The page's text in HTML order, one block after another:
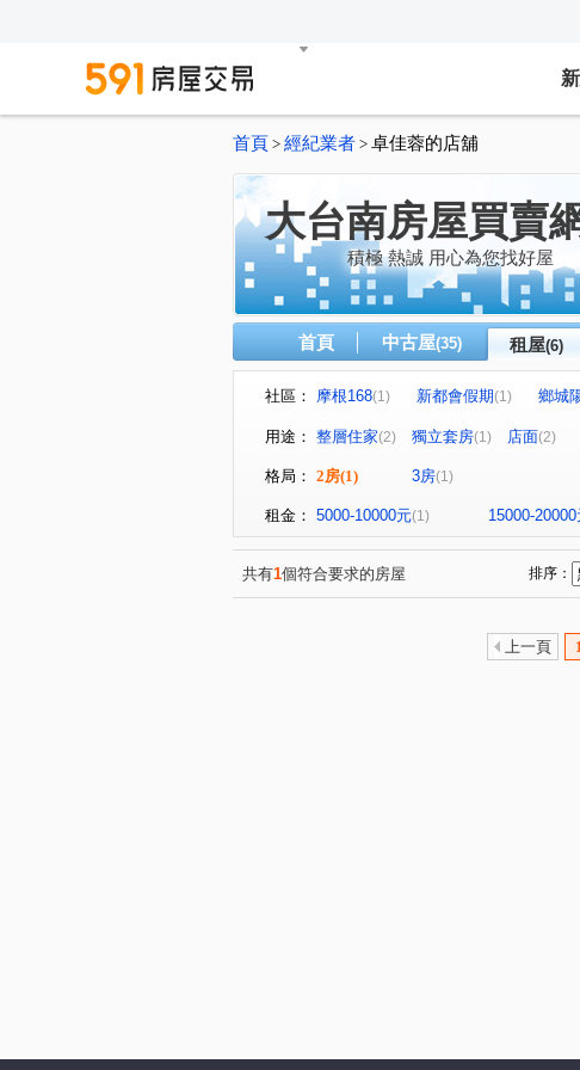
首頁 > 經紀業者 > 卓佳蓉的店舖
大台南房屋買賣
積極 熱誠 用心為您找好屋
首頁 中古屋(35) 租屋(6)
社區： 摩根168(1) 新都會假期(1) 鄉城
北門路二段 中華東路二段
用途： 整層住家(2) 獨立套房(1) 店面(2)
格局： 2房(1) 3房(1)
租金： 5000-10000元(1) 15000-20000
共有1個符合要求的房屋 排序：
上一頁